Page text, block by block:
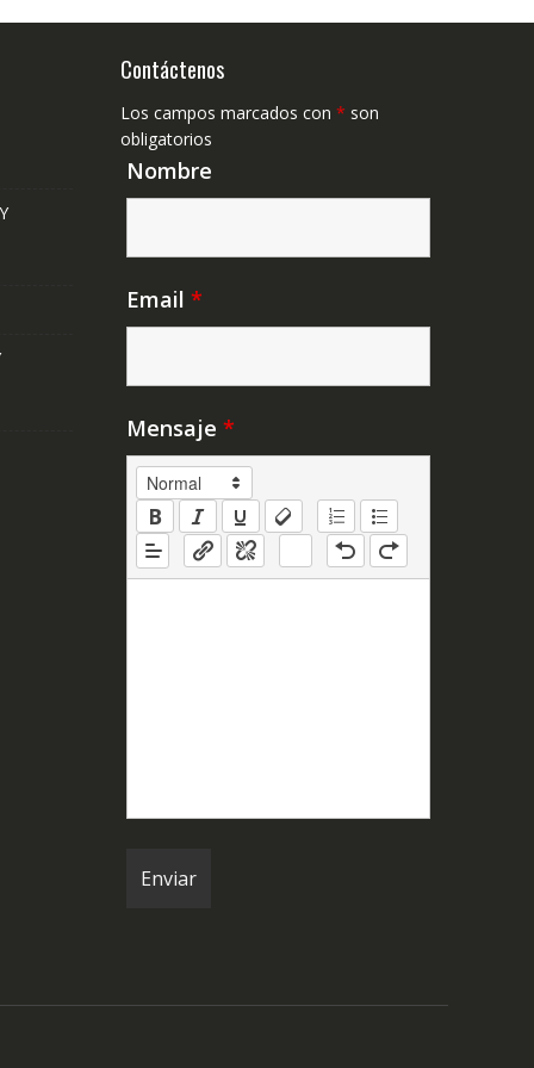
Contáctenos
Los campos marcados con * son
obligatorios
Nombre
Email *
Mensaje *